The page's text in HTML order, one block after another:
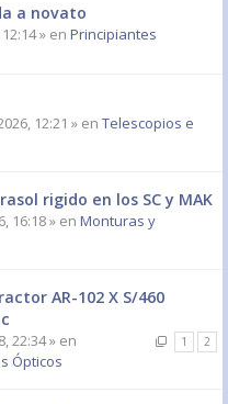
a novato
» en Principiantes
12:21 » en Telescopios e
rigido en los SC y MAK
16:18 » en Monturas y
AR-102 X S/460
1 2
22:34 » en
Ópticos